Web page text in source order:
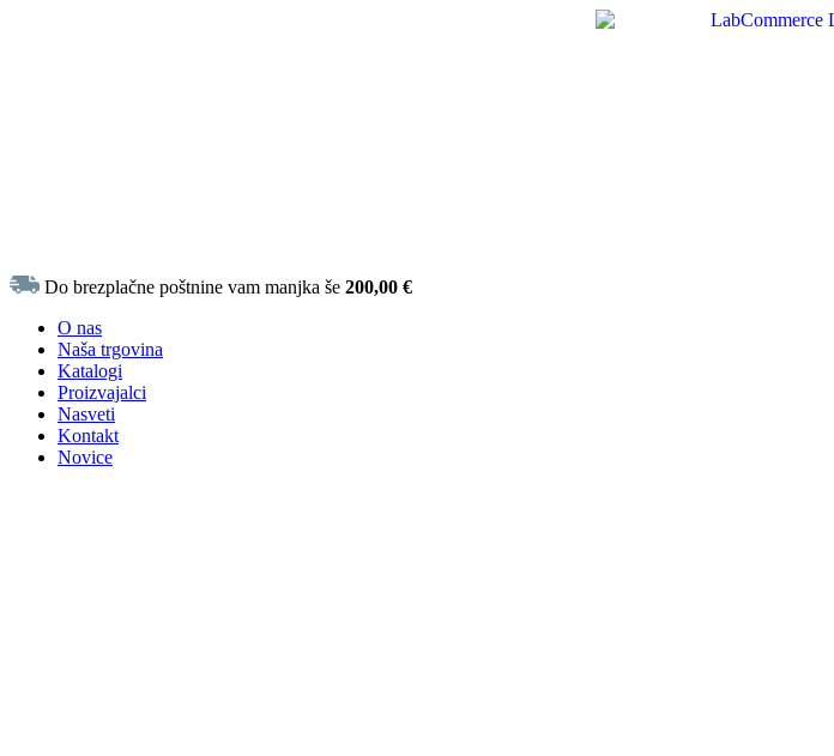
Do brezplačne poštnine vam manjka še200,00€
O nas
Naša trgovina
Katalogi
Proizvajalci
Nasveti
Kontakt
Novice